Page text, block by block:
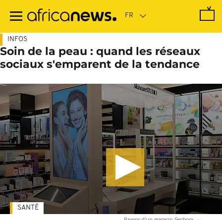
contenu
INFOS
Soin de la peau : quand les réseaux
sociaux s'emparent de la tendance
SANTÉ